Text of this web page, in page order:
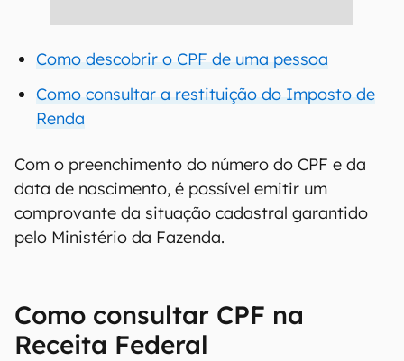
Como descobrir o CPF de uma pessoa
Como consultar a restituição do Imposto de
Renda
Com o preenchimento do número do CPF e da
data de nascimento, é possível emitir um
comprovante da situação cadastral garantido
pelo Ministério da Fazenda.
Como consultar CPF na
Receita Federal